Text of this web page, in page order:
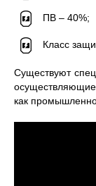
ПВ – 40%;
Класс
Существуют
осуществляющие
как